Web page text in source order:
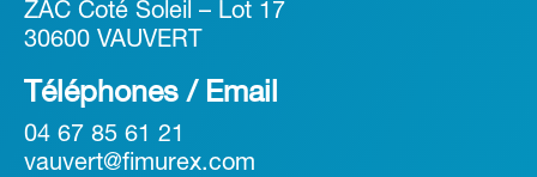
ZAC Coté Soleil – Lot 17
30600 VAUVERT
Téléphones / Email
04 67 85 61 21
vauvert@fimurex.com